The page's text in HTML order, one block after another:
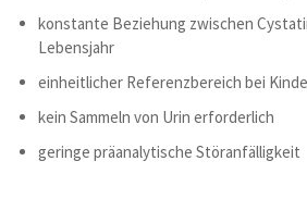
konstante Beziehung zwischen
Lebensjahr
einheitlicher Referenzbereich bei
kein Sammeln von Urin erforderlich
geringe präanalytische Störanfälligkeit